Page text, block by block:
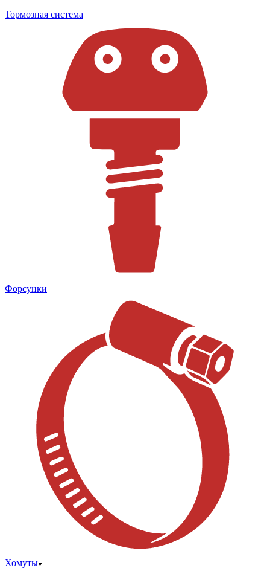
Тормозная система
Форсунки
Хомуты